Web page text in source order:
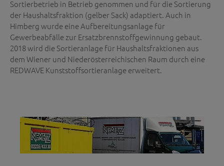
Sortierbetrieb in Betrieb genommen und für die Sortierung
der Haushaltsfraktion (gelber Sack) adaptiert. Auch in
Himberg wurde eine Aufbereitungsanlage für
Gewerbeabfälle zur Ersatzbrennstoffgewinnung gebaut.
2018 wird die Sortieranlage für Haushaltsfraktionen aus
dem Wiener und Niederösterreichischen Raum durch eine
REDWAVE Kunststoffsortieranlage erweitert.